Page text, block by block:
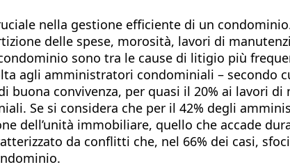
nella gestione efficiente di un
delle spese, morosità, lavori di
sono tra le cause di litigio più
agli amministratori condominiali – secondo
buona convivenza, per quasi il 20% ai lavori
Se si considera che per il 42% degli
dell’unità immobiliare, quello che accade
da conflitti che, nel 66% dei casi,